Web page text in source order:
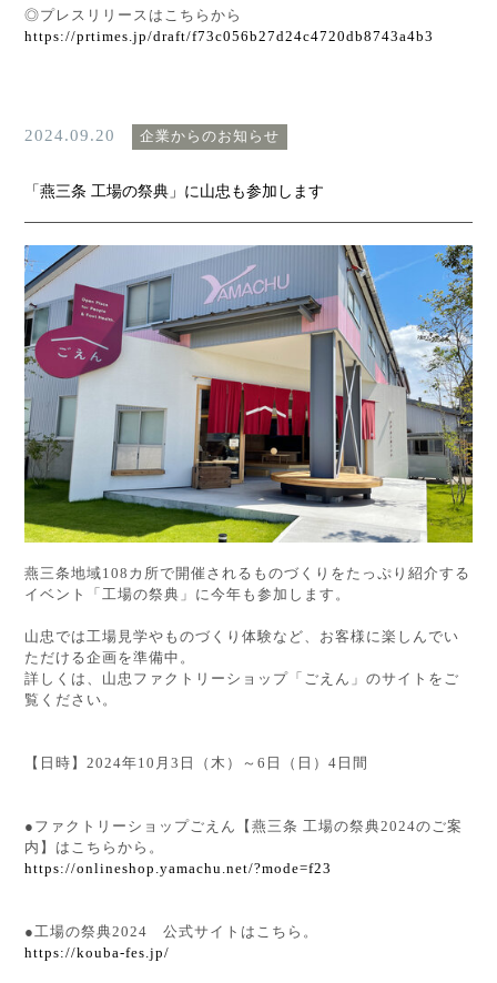
◎プレスリリースはこちらから
https://prtimes.jp/draft/f73c056b27d24c4720db8743a4b3
2024.09.20 企業からのお知らせ
「燕三条 工場の祭典」に山忠も参加します
燕三条地域108カ所で開催されるものづくりをたっぷり紹介する
イベント「工場の祭典」に今年も参加します。
山忠では工場見学やものづくり体験など、お客様に楽しんでい
ただける企画を準備中。
詳しくは、山忠ファクトリーショップ「ごえん」のサイトをご
覧ください。
【日時】2024年10月3日（木）～6日（日）4日間
●ファクトリーショップごえん【燕三条 工場の祭典2024のご案
内】はこちらから。
https://onlineshop.yamachu.net/?mode=f23
●工場の祭典2024 公式サイトはこちら。
https://kouba-fes.jp/